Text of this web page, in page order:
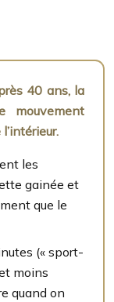
40 ans, la
mouvement
les
gainée et
que le
(« sport-
moins
quand on